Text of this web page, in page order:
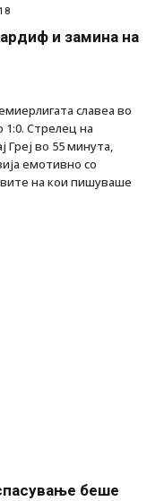
и замина на
славеа во
Стрелец на
во 55 минута,
емотивно со
на кои пишуваше
беше